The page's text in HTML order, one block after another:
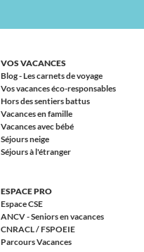
VOS VACANCES
Blog - Les carnets de voyage
Vos vacances éco-responsables
Hors des sentiers battus
Vacances en famille
Vacances avec bébé
Séjours neige
Séjours à l'étranger
ESPACE PRO
Espace CSE
ANCV - Seniors en vacances
CNRACL / FSPOEIE
Parcours Vacances